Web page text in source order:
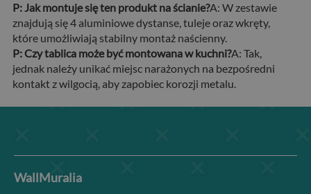
P: Jak montuje się ten produkt na ścianie?A: W zestawie
znajdują się 4 aluminiowe dystanse, tuleje oraz wkręty,
które umożliwiają stabilny montaż naścienny.
P: Czy tablica może być montowana w kuchni?A: Tak,
jednak należy unikać miejsc narażonych na bezpośredni
kontakt z wilgocią, aby zapobiec korozji metalu.
WallMuralia